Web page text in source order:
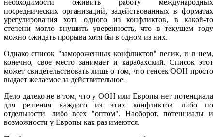
необходимости оживить работу международных
посреднических организаций, задействованных в форматах
урегулирования хоть одного из конфликтов, в какой-то
степени могло внушить уверенность, что в текущем году
можно ожидать прорыва хотя бы в одном из них.
Однако список "замороженных конфликтов" велик, и в нем,
конечно, свое место занимает и карабахский. Список этот
может свидетельствовать лишь о том, что генсек ООН просто
выдает желаемое за действительное.
Дело далеко не в том, что у ООН или Европы нет потенциала
для решения каждого из этих конфликтов либо по
отдельности, либо всех "оптом". Наоборот, потенциалы и
возможности у Европы как раз имеются.